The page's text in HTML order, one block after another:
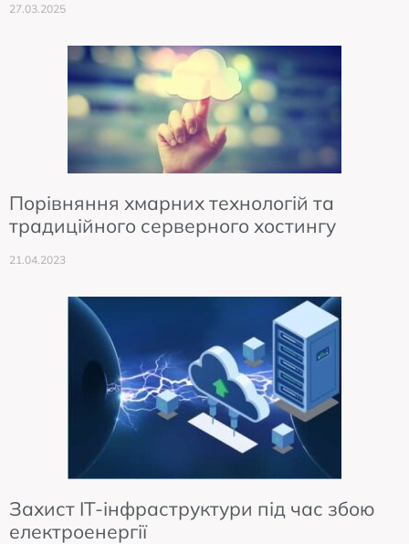
27.03.2025
Порівняння хмарних технологій та
традиційного серверного хостингу
21.04.2023
Захист IT-інфраструктури під час збою
електроенергії